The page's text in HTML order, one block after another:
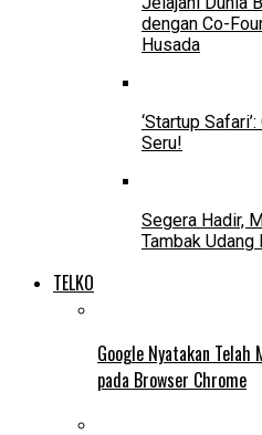
dengan Co-
Husada
‘Startup
Seru!
Segera Hadir,
Tambak Udang
TELKO
Google Nyatakan Telah
pada Browser Chrome